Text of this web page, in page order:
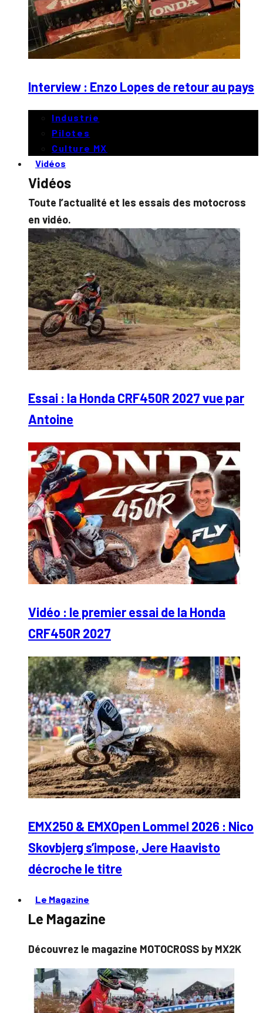
Interview : Enzo Lopes de retour au pays
Industrie
Pilotes
Culture MX
Vidéos
Vidéos
Toute l’actualité et les essais des motocross
en vidéo.
Essai : la Honda CRF450R 2027 vue par
Antoine
Vidéo : le premier essai de la Honda
CRF450R 2027
EMX250 & EMXOpen Lommel 2026 : Nico
Skovbjerg s’impose, Jere Haavisto
décroche le titre
Le Magazine
Le Magazine
Découvrez le magazine MOTOCROSS by MX2K